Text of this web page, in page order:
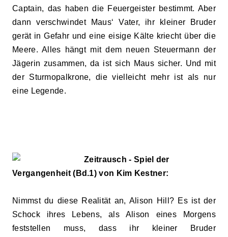
Captain, das haben die Feuergeister bestimmt. Aber
dann verschwindet Maus‘ Vater, ihr kleiner Bruder
gerät in Gefahr und eine eisige Kälte kriecht über die
Meere. Alles hängt mit dem neuen Steuermann der
Jägerin zusammen, da ist sich Maus sicher. Und mit
der Sturmopalkrone, die vielleicht mehr ist als nur
eine Legende.
Zeitrausch - Spiel der
Vergangenheit (Bd.1) von Kim Kestner:
Nimmst du diese Realität an, Alison Hill? Es ist der
Schock ihres Lebens, als Alison eines Morgens
feststellen muss, dass ihr kleiner Bruder